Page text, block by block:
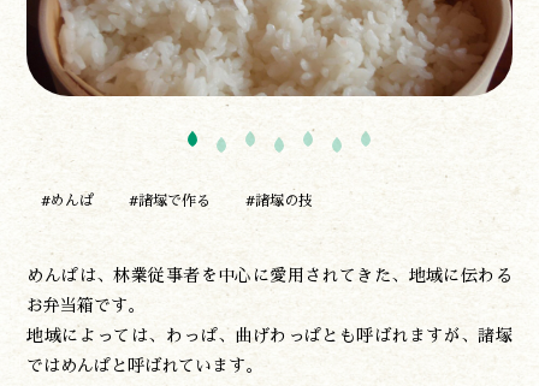
#めんぱ #諸塚で作る #諸塚の技
めんぱは、林業従事者を中心に愛用されてきた、地域に伝わる
お弁当箱です。
地域によっては、わっぱ、曲げわっぱとも呼ばれますが、諸塚
ではめんぱと呼ばれています。